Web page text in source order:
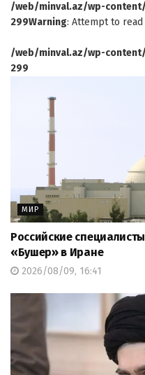
/web/minval.az/wp-
299Warning: Attempt to
/web/minval.az/wp-
299
МИР
Российские
«Бушер» в Иране
2026/08/09, 16:41